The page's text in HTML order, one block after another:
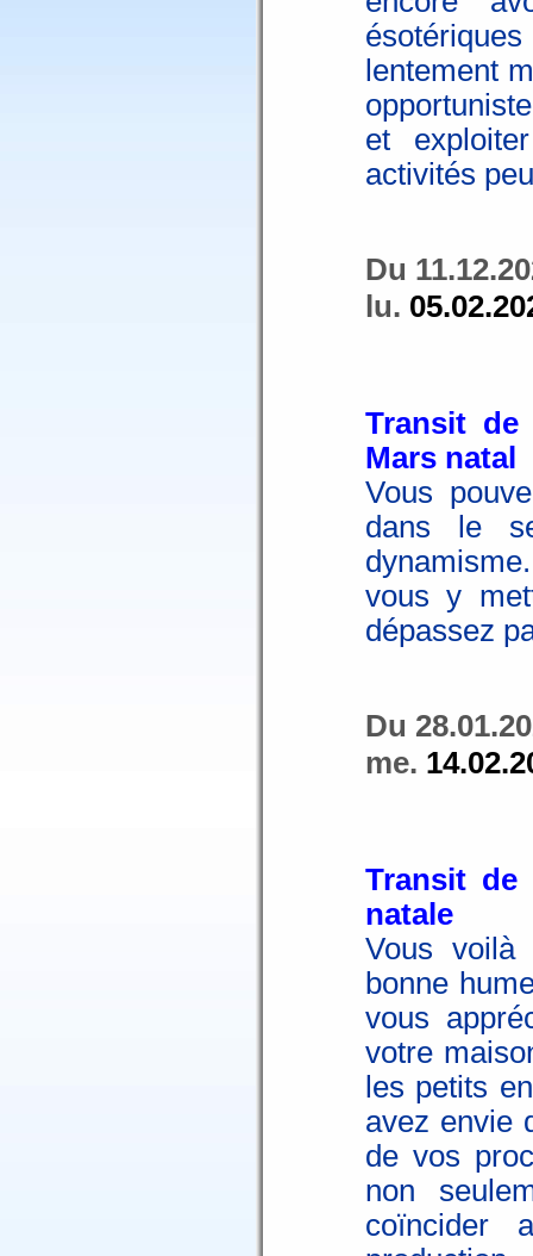
lentement
et
activités
Du
lu.
Transit de
Mars natal
Vous
dans le
vous y
dépassez
Du
me.
Transit
natale
Vous voilà
bonne
vous
votre
les petits
avez envie
de vos
non
coïncider